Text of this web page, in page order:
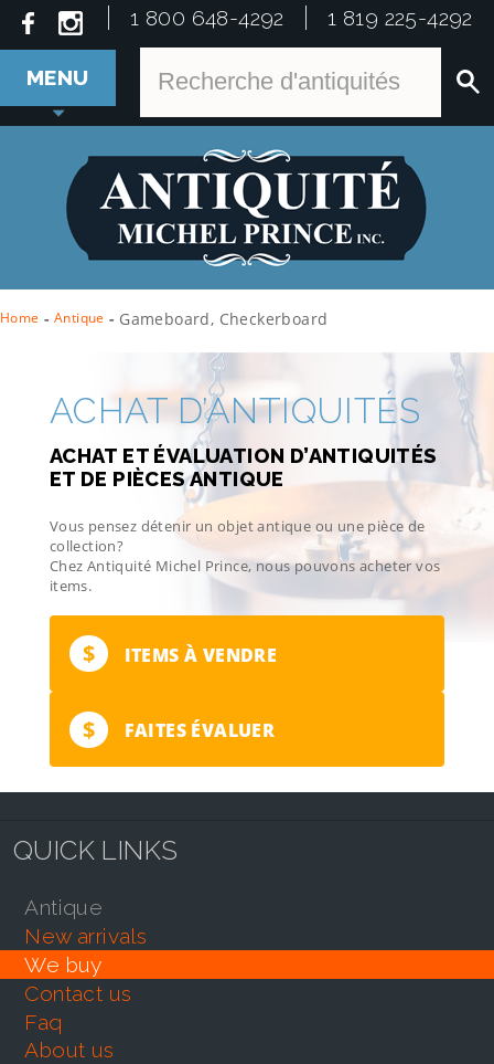
1 800 648-4292 1 819 225-4292
MENU
Home - Antique - Gameboard, Checkerboard
ACHAT D’ANTIQUITÉS
ACHAT ET ÉVALUATION D’ANTIQUITÉS
ET DE PIÈCES ANTIQUE
Vous pensez détenir un objet antique ou une pièce de
collection?
Chez Antiquité Michel Prince, nous pouvons acheter vos
items.
$ ITEMS À VENDRE
$ FAITES ÉVALUER
QUICK LINKS
antique
new arrivals
we buy
contact us
faq
about us